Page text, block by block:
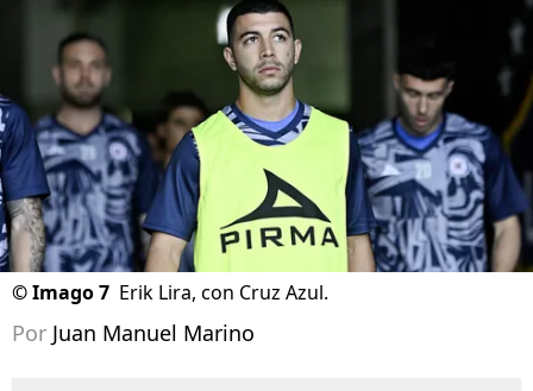
©Imago 7 Erik Lira, con Cruz Azul.
Por Juan Manuel Marino